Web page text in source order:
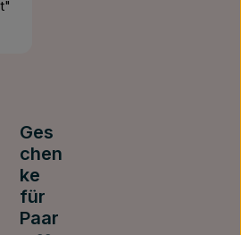
Ges
chen
ke
für
Paar